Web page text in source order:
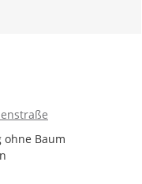
ohne Baum